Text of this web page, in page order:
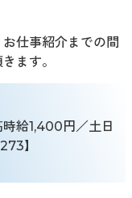
仕事紹介までの間
ます。
給1,400円／土日
】